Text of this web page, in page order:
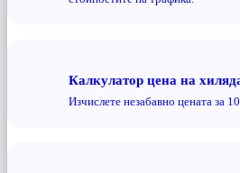
Калкулатор цена на
Изчислете незабавно цената за